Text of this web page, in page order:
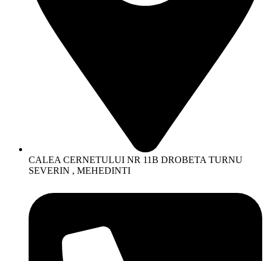
CALEA CERNETULUI NR 11B DROBETA TURNU
SEVERIN , MEHEDINTI